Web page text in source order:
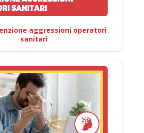
aggressioni operatori
sanitari